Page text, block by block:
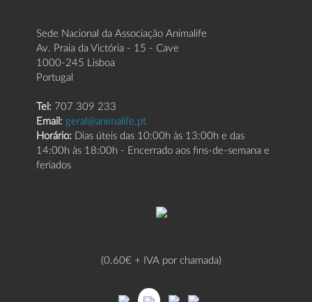
Sede Nacional da Associação Animalife
Av. Praia da Victória - 15 - Cave
1000-245 Lisboa
Portugal
Tel: 707 309 233
Email: geral@animalife.pt
Horário: Dias úteis das 10:00h às 13:00h e das
14:00h às 18:00h - Encerrado aos fins-de-semana e
feriados
(0.60€ + IVA por chamada)